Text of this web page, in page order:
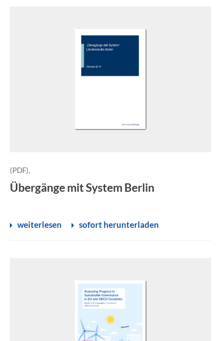
(PDF),
Übergänge mit System Berlin
weiterlesen sofort herunterladen